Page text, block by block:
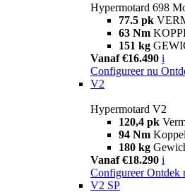
Hypermotard 698
77.5 pk
63 Nm
151 kg
Vanaf €16.490 i
Configureer nu
V2
Hypermotard V2
120,4 pk
94 Nm Koppel
180 kg
Vanaf €18.290 i
Configureer Ontdek
V2 SP